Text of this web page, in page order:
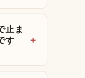
止ま
す